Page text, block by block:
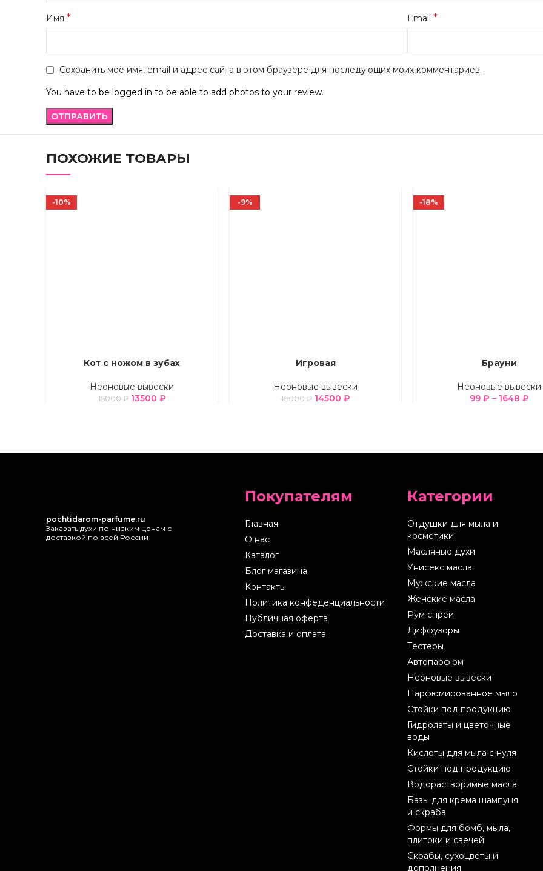
Имя * Email *
Сохранить моё имя, email и адрес сайта в этом браузере для последующих моих комментариев.
You have to be logged in to be able to add photos to your review.
ПОХОЖИЕ ТОВАРЫ
-10%
ВЫБЕРИТЕ ПАРАМЕТРЫ
Кот с ножом в зубах
Неоновые вывески
15000₽ 13500 ₽
-9%
ВЫБЕРИТЕ ПАРАМЕТРЫ
Игровая
Неоновые вывески
16000₽ 14500 ₽
-18%
ВЫБЕРИТЕ ПАРАМЕТРЫ
Брауни
Неоновые вывески
99 ₽ – 1648 ₽
pochtidarom-parfume.ru
Заказать духи по низким ценам с
доставкой по всей России
Покупателям
Главная
О нас
Каталог
Блог магазина
Контакты
Политика конфеденциальности
Публичная оферта
Доставка и оплата
Категории
Отдушки для мыла и
косметики
Масляные духи
Унисекс масла
Мужские масла
Женские масла
Рум спреи
Диффузоры
Тестеры
Автопарфюм
Неоновые вывески
Парфюмированное мыло
Стойки под продукцию
Гидролаты и цветочные
воды
Кислоты для мыла с нуля
Стойки под продукцию
Водорастворимые масла
Базы для крема шампуня
и скраба
Формы для бомб, мыла,
плитоки и свечей
Скрабы, сухоцветы и
дополнения